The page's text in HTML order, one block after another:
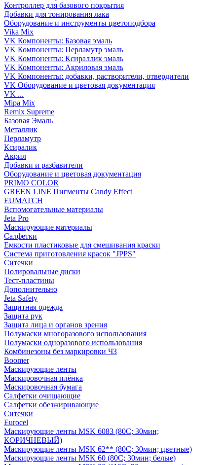
Контроллер для базового покрытия
Добавки для тонирования лака
Оборудование и инструменты цветоподбора
Vika Mix
VK Компоненты: Базовая эмаль
VK Компоненты: Перламутр эмаль
VK Компоненты: Ксираллик эмаль
VK Компоненты: Акриловая эмаль
VK Компоненты: добавки, растворители, отвердители
VK Оборудование и цветовая документация
VK ...
Mipa Mix
Remix Supreme
Базовая Эмаль
Металлик
Перламутр
Ксиралик
Акрил
Добавки и разбавители
Оборудование и цветовая документация
PRIMO COLOR
GREEN LINE Пигменты Candy Effect
EUMATCH
Вспомогательные материалы
Jeta Pro
Маскирующие материалы
Салфетки
Емкости пластиковые для смешивания краски
Система приготовления красок "JPPS"
Ситечки
Полировальные диски
Тест-пластины
Дополнительно
Jeta Safety
Защитная одежда
Защита рук
Защита лица и органов зрения
Полумаски многоразового использования
Полумаски одноразового использования
Комбинезоны без маркировки ЧЗ
Boomer
Маскирующие ленты
Маскировочная плёнка
Маскировочная бумага
Салфетки очищающие
Салфетки обезжиривающие
Ситечки
Euroсel
Маскирующие ленты MSK 6083 (80С; 30мин;
КОРИЧНЕВЫЙ)
Маскирующие ленты MSK 62** (80С; 30мин; цветные)
Маскирующие ленты MSK 60 (80С; 30мин; белые)